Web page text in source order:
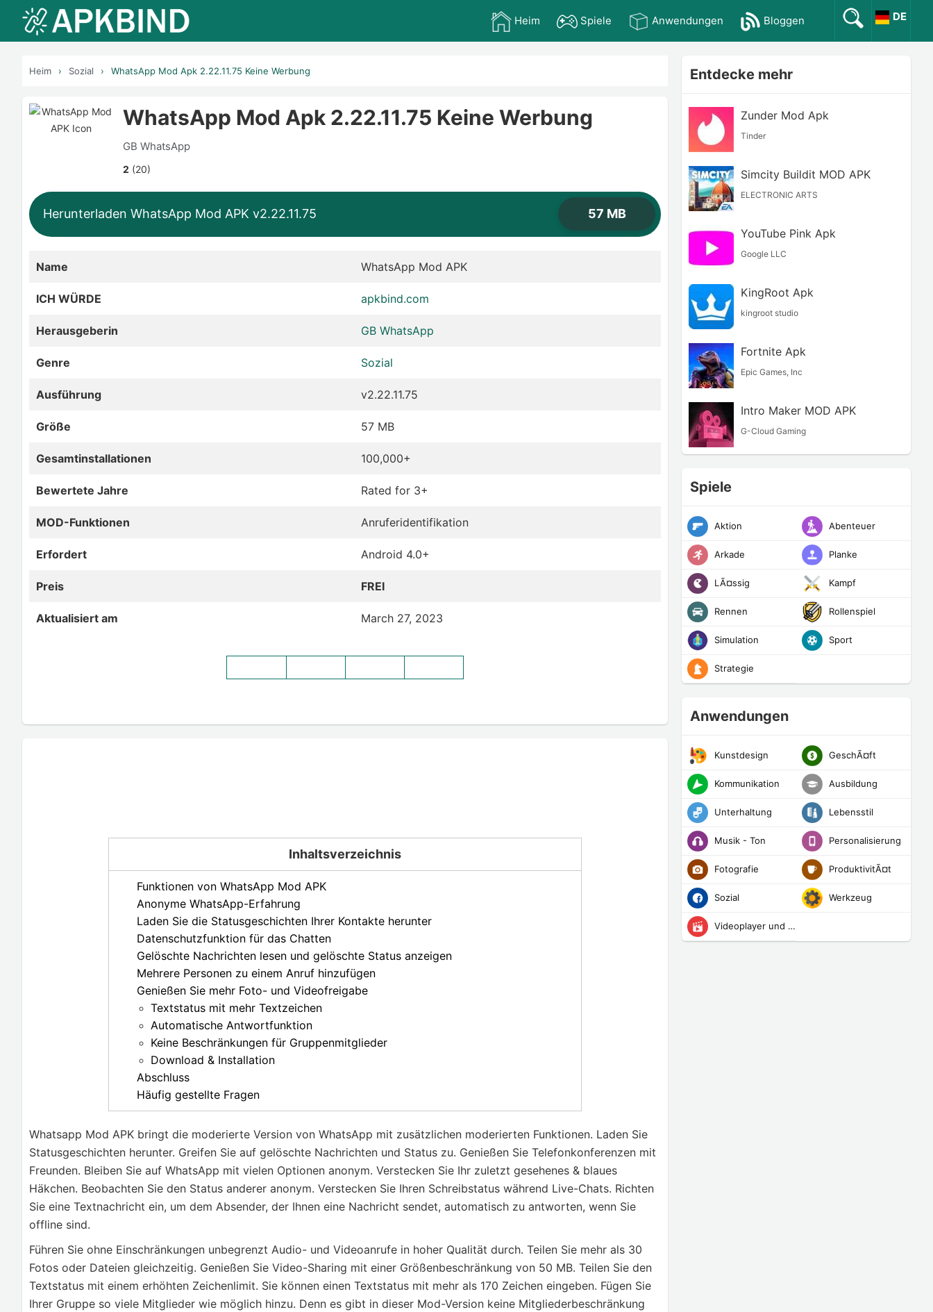
Heim Spiele Anwendungen Bloggen DE
Heim Sozial WhatsApp Mod Apk 2.22.11.75 Keine Werbung
WhatsApp Mod Apk 2.22.11.75 Keine Werbung
GB WhatsApp
2 (20)
Herunterladen WhatsApp Mod APK v2.22.11.75 57 MB
Name WhatsApp Mod APK
ICH WÜRDE apkbind.com
Herausgeberin GB WhatsApp
Genre Sozial
Ausführung v2.22.11.75
Größe 57 MB
Gesamtinstallationen 100,000+
Bewertete Jahre Rated for 3+
MOD-Funktionen Anruferidentifikation
Erfordert Android 4.0+
Preis FREI
Aktualisiert am March 27, 2023
Inhaltsverzeichnis
Funktionen von WhatsApp Mod APK
Anonyme WhatsApp-Erfahrung
Laden Sie die Statusgeschichten Ihrer Kontakte herunter
Datenschutzfunktion für das Chatten
Gelöschte Nachrichten lesen und gelöschte Status anzeigen
Mehrere Personen zu einem Anruf hinzufügen
Genießen Sie mehr Foto- und Videofreigabe
Textstatus mit mehr Textzeichen
Automatische Antwortfunktion
Keine Beschränkungen für Gruppenmitglieder
Download & Installation
Abschluss
Häufig gestellte Fragen
Whatsapp Mod APK bringt die moderierte Version von WhatsApp mit zusätzlichen moderierten Funktionen. Laden Sie
Statusgeschichten herunter. Greifen Sie auf gelöschte Nachrichten und Status zu. Genießen Sie Telefonkonferenzen mit
Freunden. Bleiben Sie auf WhatsApp mit vielen Optionen anonym. Verstecken Sie Ihr zuletzt gesehenes & blaues
Häkchen. Beobachten Sie den Status anderer anonym. Verstecken Sie Ihren Schreibstatus während Live-Chats. Richten
Sie eine Textnachricht ein, um dem Absender, der Ihnen eine Nachricht sendet, automatisch zu antworten, wenn Sie
offline sind.
Führen Sie ohne Einschränkungen unbegrenzt Audio- und Videoanrufe in hoher Qualität durch. Teilen Sie mehr als 30
Fotos oder Dateien gleichzeitig. Genießen Sie Video-Sharing mit einer Größenbeschränkung von 50 MB. Teilen Sie den
Textstatus mit einem erhöhten Zeichenlimit. Sie können einen Textstatus mit mehr als 170 Zeichen eingeben. Fügen Sie
Ihrer Gruppe so viele Mitglieder wie möglich hinzu. Denn es gibt in dieser Mod-Version keine Mitgliederbeschränkung
Entdecke mehr
Zunder Mod Apk
Tinder
Simcity Buildit MOD APK
ELECTRONIC ARTS
YouTube Pink Apk
Google LLC
KingRoot Apk
kingroot studio
Fortnite Apk
Epic Games, Inc
Intro Maker MOD APK
G-Cloud Gaming
Spiele
Aktion Abenteuer
Arkade Planke
LÃ¤ssig Kampf
Rennen Rollenspiel
Simulation Sport
Strategie
Anwendungen
Kunstdesign GeschÃ¤ft
Kommunikation Ausbildung
Unterhaltung Lebensstil
Musik - Ton Personalisierung
Fotografie ProduktivitÃ¤t
Sozial Werkzeug
Videoplayer und -editoren